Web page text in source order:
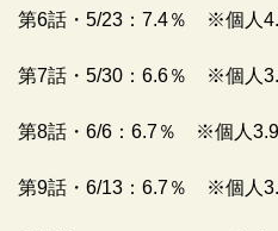
第6話・5/23：7.4％ ※個人
第7話・5/30：6.6％ ※個人
第8話・6/6：6.7％ ※個人
第9話・6/13：6.7％ ※個人